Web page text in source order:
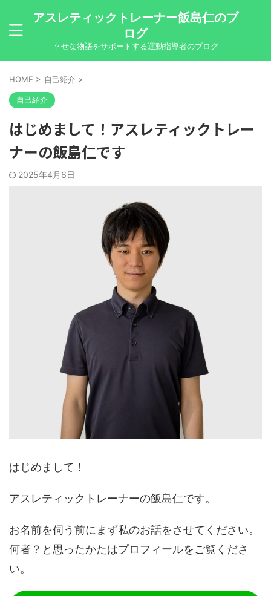
アスレティックトレーナー飯島仁のブ
ログ
幸せな物語をサポートする運動指導者のブログ
HOME > 自己紹介 >
自己紹介
はじめまして！アスレティックトレー
ナーの飯島仁です
2025年4月6日
はじめまして！
アスレティックトレーナーの飯島仁です。
お名前を伺う前にまず私のお話をさせてください。
何者？と思ったかたはプロフィールをご覧くださ
い。